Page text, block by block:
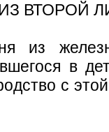
ВТОРОЙ
из
в
с